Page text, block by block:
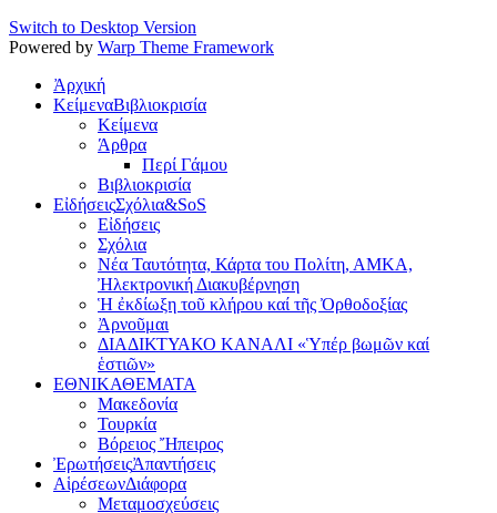
Switch to Desktop Version
Powered by Warp Theme Framework
Ἀρχική
ΚείμεναΒιβλιοκρισία
Κείμενα
Άρθρα
Περί Γάμου
Βιβλιοκρισία
ΕἰδήσειςΣχόλια&SoS
Εἰδήσεις
Σχόλια
Νέα Ταυτότητα, Κάρτα του Πολίτη, ΑΜΚΑ,
Ἠλεκτρονική Διακυβέρνηση
Ἡ ἐκδίωξη τοῦ κλήρου καί τῆς Ὀρθοδοξίας
Ἀρνοῦμαι
ΔΙΑΔΙΚΤΥΑΚΟ ΚΑΝΑΛΙ «Ὑπέρ βωμῶν καί
ἑστιῶν»
ΕΘΝΙΚΑΘΕΜΑΤΑ
Μακεδονία
Τουρκία
Βόρειος Ἤπειρος
ἘρωτήσειςἈπαντήσεις
ΑἱρέσεωνΔιάφορα
Μεταμοσχεύσεις